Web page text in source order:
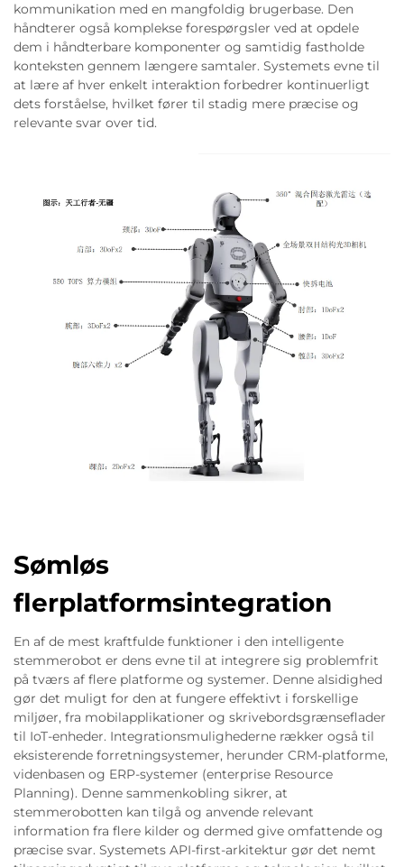
kommunikation med en mangfoldig brugerbase. Den
håndterer også komplekse forespørgsler ved at opdele
dem i håndterbare komponenter og samtidig fastholde
konteksten gennem længere samtaler. Systemets evne til
at lære af hver enkelt interaktion forbedrer kontinuerligt
dets forståelse, hvilket fører til stadig mere præcise og
relevante svar over tid.
Sømløs
flerplatformsintegration
En af de mest kraftfulde funktioner i den intelligente
stemmerobot er dens evne til at integrere sig problemfrit
på tværs af flere platforme og systemer. Denne alsidighed
gør det muligt for den at fungere effektivt i forskellige
miljøer, fra mobilapplikationer og skrivebordsgrænseflader
til IoT-enheder. Integrationsmulighederne rækker også til
eksisterende forretningsystemer, herunder CRM-platforme,
videnbasen og ERP-systemer (enterprise Resource
Planning). Denne sammenkobling sikrer, at
stemmerobotten kan tilgå og anvende relevant
information fra flere kilder og dermed give omfattende og
præcise svar. Systemets API-first-arkitektur gør det nemt